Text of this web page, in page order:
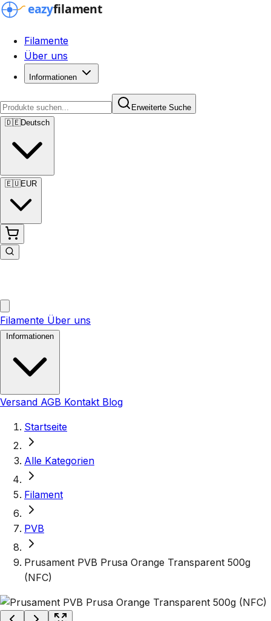
Filamente
Über uns
Informationen
Erweiterte Suche
🇩🇪Deutsch
🇪🇺EUR
Filamente Über uns
Versand AGB Kontakt Blog
Startseite
Alle Kategorien
Filament
PVB
Prusament PVB Prusa Orange Transparent 500g
(NFC)